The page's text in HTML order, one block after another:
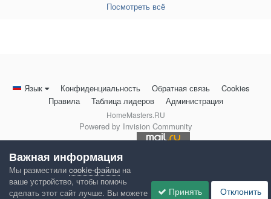
Посмотреть всё
Язык Конфиденциальность Обратная связь
Cookies
Правила
Таблица лидеров Администрация
HomeMasters.RU
Powered by Invision Community
Важная информация
Мы разместили cookie-файлы на
ваше устройство, чтобы помочь
сделать этот сайт лучше. Вы можете
Принять Отклонить